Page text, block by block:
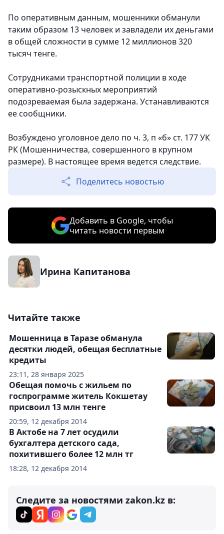
По оперативным данным, мошенники обманули
таким образом 13 человек и завладели их деньгами
в общей сложности в сумме 12 миллионов 320
тысяч тенге.
Сотрудниками транспортной полиции в ходе
оперативно-розыскных мероприятий
подозреваемая была задержана. Устанавливаются
ее сообщники.
Возбуждено уголовное дело по ч. 3, п «б» ст. 177 УК
РК (Мошенничества, совершенного в крупном
размере). В настоящее время ведется следствие.
Поделитесь новостью
Добавить в Google, чтобы
читать новости первым
Ирина Капитанова
Читайте также
23:11, 28 января 2025
Мошенница в Таразе обманула
десятки людей, обещая бесплатные
кредиты
20:59, 12 декабря 2014
Обещая помочь с жильем по
госпрограмме житель Кокшетау
присвоил 13 млн тенге
18:28, 12 декабря 2014
В Актобе на 7 лет осудили
бухгалтера детского сада,
похитившего более 12 млн тг
Следите за новостями zakon.kz в: